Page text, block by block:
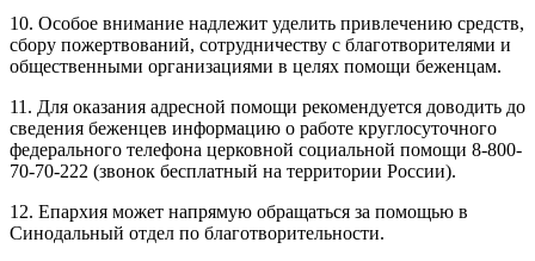
10. Особое внимание надлежит уделить привлечению средств,
сбору пожертвований, сотрудничеству с благотворителями и
общественными организациями в целях помощи беженцам.
11. Для оказания адресной помощи рекомендуется доводить до
сведения беженцев информацию о работе круглосуточного
федерального телефона церковной социальной помощи 8-800-
70-70-222 (звонок бесплатный на территории России).
12. Епархия может напрямую обращаться за помощью в
Синодальный отдел по благотворительности.